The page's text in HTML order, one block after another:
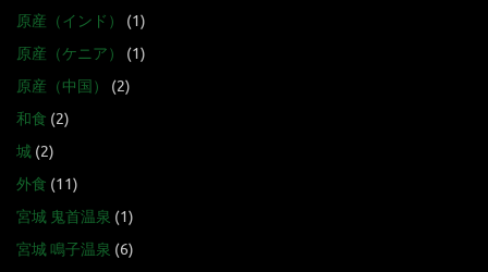
原産（インド）
(1)
原産（ケニア）
(1)
原産（中国）
(2)
和食 (2)
城 (2)
外食 (11)
宮城 鬼首温泉 (1)
宮城 鳴子温泉 (6)